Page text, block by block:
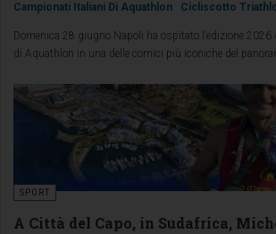
Campionati Italiani Di Aquathlon Cicliscotto
Domenica 28 giugno Napoli ha ospitato l’edizione
di Aquathlon in una delle cornici più iconiche del
SPORT
A Città del Capo, in Sudafrica,